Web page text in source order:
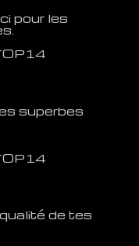
pour les
superbes
de tes